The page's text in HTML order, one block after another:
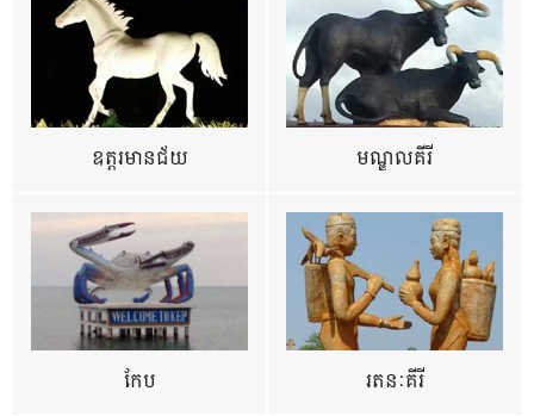
ឧត្ដរមានជ័យ មណ្ឌលគីរី
កែប រតនៈគីរី